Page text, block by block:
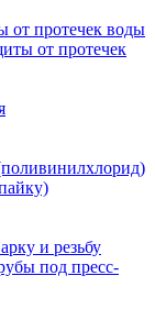
от протечек воды
от протечек
и резьбу
под пресс-